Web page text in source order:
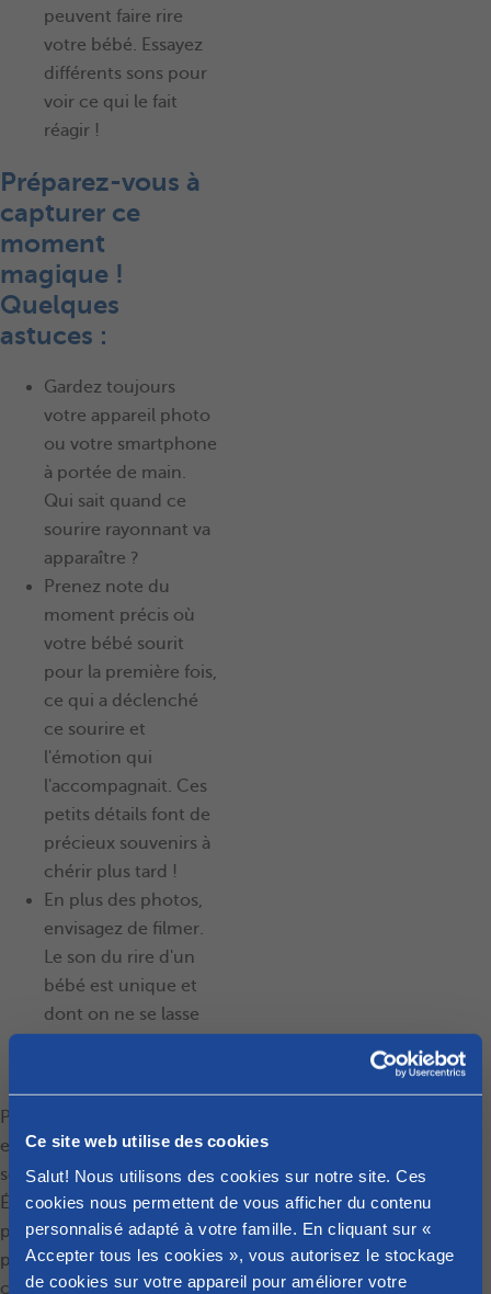
Ce site web utilise des cookies
Salut! Nous utilisons des cookies sur notre site. Ces
cookies nous permettent de vous afficher du contenu
personnalisé adapté à votre famille. En cliquant sur «
Accepter tous les cookies », vous autorisez le stockage
de cookies sur votre appareil pour améliorer votre
peuvent faire rire
votre bébé. Essayez
différents sons pour
voir ce qui le fait
réagir !
Préparez-vous à
capturer ce
moment
magique !
Quelques
astuces :
Gardez toujours
votre appareil photo
ou votre smartphone
à portée de main.
Qui sait quand ce
sourire rayonnant va
apparaître ?
Prenez note du
moment précis où
votre bébé sourit
pour la première fois,
ce qui a déclenché
ce sourire et
l'émotion qui
l'accompagnait. Ces
petits détails font de
précieux souvenirs à
chérir plus tard !
En plus des photos,
envisagez de filmer.
Le son du rire d'un
bébé est unique et
dont on ne se lasse
Partagez avec nous votre
expérience du premier
sourire de votre bébé !
Était-ce pendant une
partie de cache-cache ou
peut-être pendant un
changement de couche ?